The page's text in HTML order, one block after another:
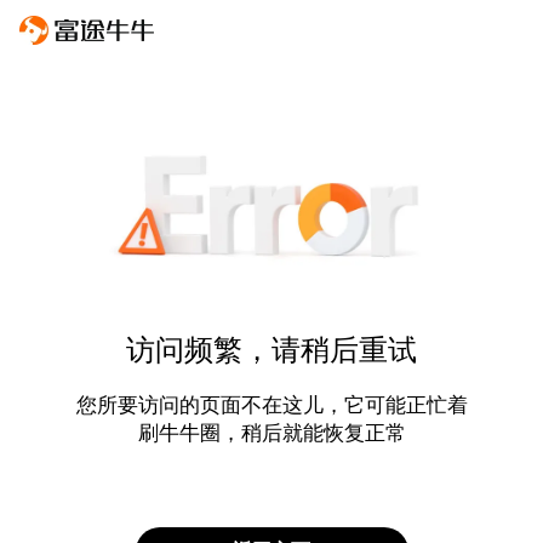
访问频繁，请稍后重试
您所要访问的页面不在这儿，它可能正忙着
刷牛牛圈，稍后就能恢复正常